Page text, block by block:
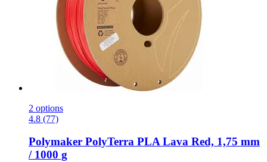
2 options
4.8 (77)
Polymaker PolyTerra PLA Lava Red, 1,75 mm
/ 1000 g